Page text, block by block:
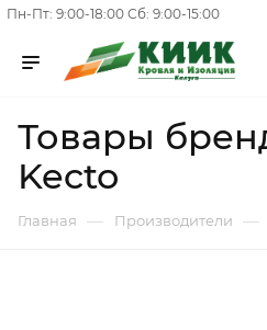
Пн-Пт: 9:00-18:00 Сб: 9:00-15:00
Товары
Kecto
Главная — Производители —